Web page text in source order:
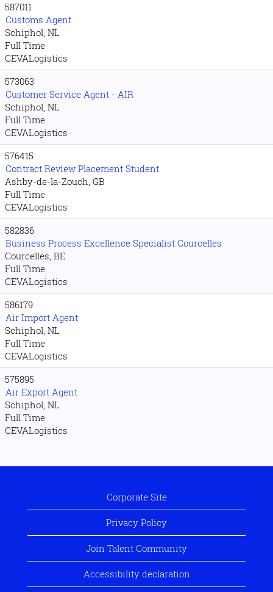
587011
Customs Agent
Schiphol, NL
Full Time
CEVALogistics
573063
Customer Service Agent - AIR
Schiphol, NL
Full Time
CEVALogistics
576415
Contract Review Placement Student
Ashby-de-la-Zouch, GB
Full Time
CEVALogistics
582836
Business Process Excellence Specialist Courcelles
Courcelles, BE
Full Time
CEVALogistics
586179
Air Import Agent
Schiphol, NL
Full Time
CEVALogistics
575895
Air Export Agent
Schiphol, NL
Full Time
CEVALogistics
Corporate Site
Privacy Policy
Join Talent Community
Accessibility declaration